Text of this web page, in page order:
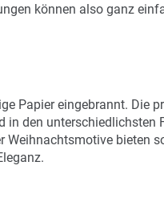
können also ganz
Papier eingebrannt. Die
den unterschiedlichsten
bieten